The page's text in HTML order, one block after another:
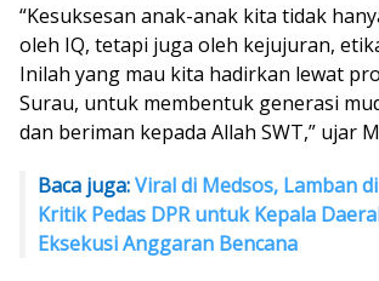
“Kesuksesan anak-anak kita tidak
oleh IQ, tetapi juga oleh kejujuran,
Inilah yang mau kita hadirkan lewat
Surau, untuk membentuk generasi
dan beriman kepada Allah SWT,” ujar
Baca juga:Viral di Medsos, Lamban
Kritik Pedas DPR untuk Kepala
Eksekusi Anggaran Bencana